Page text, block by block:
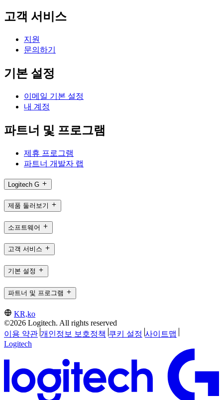
고객 서비스
지원
문의하기
기본 설정
이메일 기본 설정
내 계정
파트너 및 프로그램
제휴 프로그램
파트너 개발자 랩
Logitech G
제품 둘러보기
소프트웨어
고객 서비스
기본 설정
파트너 및 프로그램
KR,ko
©2026 Logitech. All rights reserved
이용 약관 개인정보 보호정책 쿠키 설정 사이트맵
Logitech